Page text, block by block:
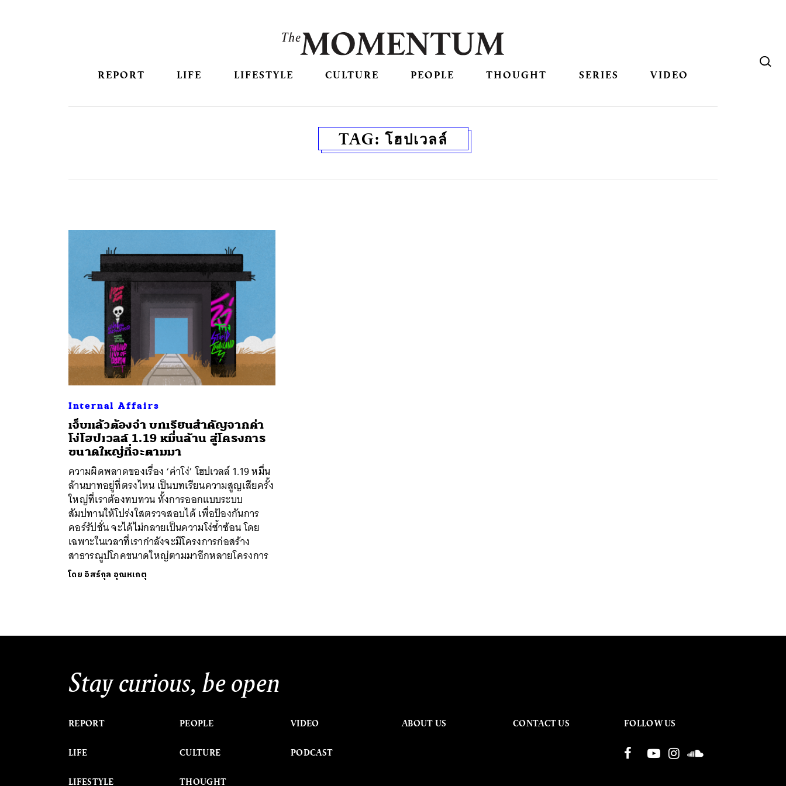
REPORT LIFE LIFESTYLE CULTURE PEOPLE THOUGHT SERIES VIDEO
TAG: โฮปเวลล์
Internal Affairs
เจ็บแล้วต้องจำ บทเรียนสำคัญจากค่า
โง่โฮปเวลล์ 1.19 หมื่นล้าน สู่โครงการ
ขนาดใหญ่ที่จะตามมา
ความผิดพลาดของเรื่อง ‘ค่าโง่’ โฮปเวลล์ 1.19 หมื่น
ล้านบาทอยู่ที่ตรงไหน เป็นบทเรียนความสูญเสียครั้ง
ใหญ่ที่เราต้องทบทวน ทั้งการออกแบบระบบ
สัมปทานให้โปร่งใสตรวจสอบได้ เพื่อป้องกันการ
คอร์รัปชั่น จะได้ไม่กลายเป็นความโง่ซ้ำซ้อน โดย
เฉพาะในเวลาที่เรากำลังจะมีโครงการก่อสร้าง
สาธารณูปโภคขนาดใหญ่ตามมาอีกหลายโครงการ
โดย อิสร์กุล อุณหเกตุ
Stay curious, be open
REPORT
LIFE
LIFESTYLE
PEOPLE
CULTURE
THOUGHT
VIDEO
PODCAST
ABOUT US CONTACT US FOLLOW US